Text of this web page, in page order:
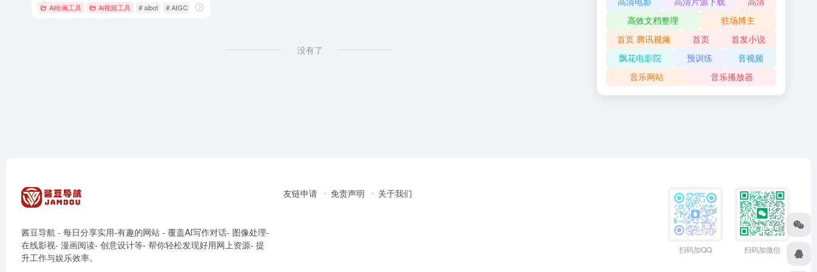
Ai绘画工具 Ai视频工具 # aibot # AIGC # AI创作
没有了
高效文档整理
驻场博主
首页 腾讯视频
首页
首发小说
飘花电影院
预训练
音视频
音乐网站
音乐播放器
酱豆导航 - 每日分享实用-有趣的网站 - 覆盖AI写作对话- 图像处理-
在线影视- 漫画阅读- 创意设计等- 帮你轻松发现好用网上资源- 提
升工作与娱乐效率。
友链申请 免责声明 关于我们
扫码加QQ 扫码加微信